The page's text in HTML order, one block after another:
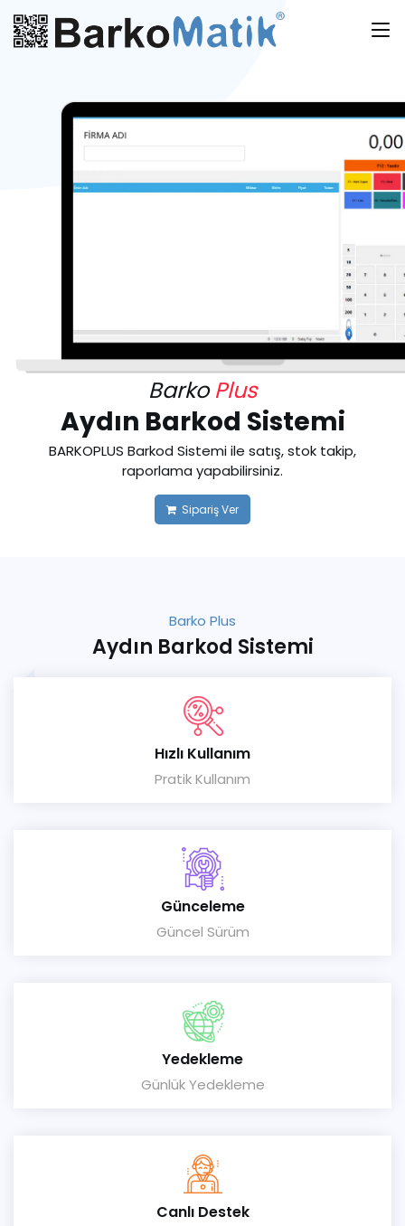
BarkoPlus
Aydın Barkod Sistemi
BARKOPLUS Barkod Sistemi ile satış, stok takip,
raporlama yapabilirsiniz.
Sipariş Ver
Barko Plus
Aydın Barkod Sistemi
Hızlı Kullanım
Pratik Kullanım
Günceleme
Güncel Sürüm
Yedekleme
Günlük Yedekleme
Canlı Destek